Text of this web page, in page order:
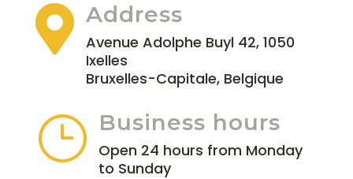
 Address
Avenue Adolphe Buyl 42, 1050
Ixelles
Bruxelles-Capitale, Belgique
} Business hours
Open 24 hours from Monday
to Sunday